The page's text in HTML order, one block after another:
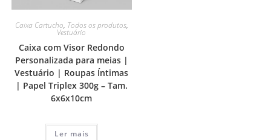
Caixa Cartucho, Todos os produtos,
Vestuário
Caixa com Visor Redondo
Personalizada para meias |
Vestuário | Roupas Íntimas
| Papel Triplex 300g – Tam.
6x6x10cm
Ler mais